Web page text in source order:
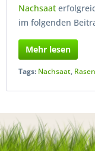
Nachsaat
im folgenden
Mehr lesen
Tags: Nachsaat,